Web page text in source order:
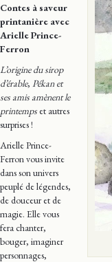
Contes à saveur
printanière avec
Arielle Prince-
Ferron
L’origine du sirop
d’érable, Pékan et
ses amis amènent le
printemps et autres
surprises !
Arielle Prince-
Ferron vous invite
dans son univers
peuplé de légendes,
de douceur et de
magie. Elle vous
fera chanter,
bouger, imaginer
personnages,